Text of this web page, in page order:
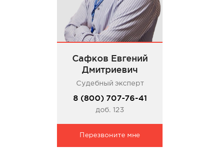
Сафков Евгений
Дмитриевич
Судебный эксперт
8 (800) 707-76-41
доб. 123
Перезвоните мне